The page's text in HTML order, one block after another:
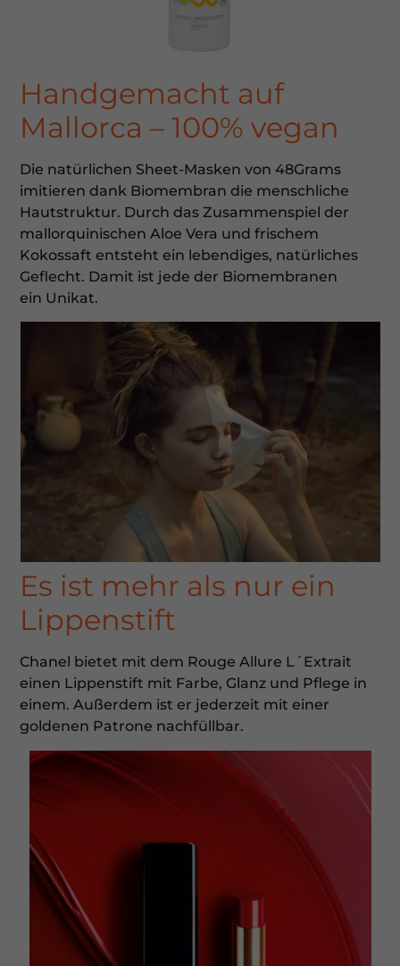
Handgemacht auf
Mallorca – 100% vegan
Die natürlichen Sheet-Masken von 48Grams
imitieren dank Biomembran die menschliche
Hautstruktur. Durch das Zusammenspiel der
mallorquinischen Aloe Vera und frischem
Kokossaft entsteht ein lebendiges, natürliches
Geflecht. Damit ist jede der Biomembranen
ein Unikat.
Es ist mehr als nur ein
Lippenstift
Chanel bietet mit dem Rouge Allure L´Extrait
einen Lippenstift mit Farbe, Glanz und Pflege in
einem. Außerdem ist er jederzeit mit einer
goldenen Patrone nachfüllbar.